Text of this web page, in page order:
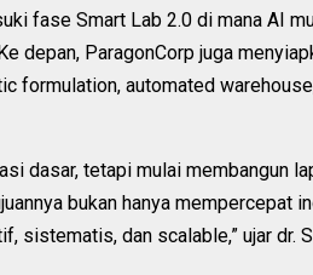
fase Smart Lab 2.0 di mana AI
depan, ParagonCorp juga
formulation, automated
dasar, tetapi mulai membangun
bukan hanya mempercepat
sistematis, dan scalable,” ujar dr.